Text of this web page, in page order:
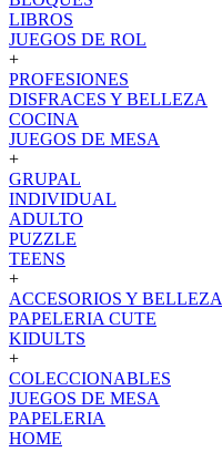
LIBROS
JUEGOS DE ROL
+
PROFESIONES
DISFRACES Y BELLEZA
COCINA
JUEGOS DE MESA
+
GRUPAL
INDIVIDUAL
ADULTO
PUZZLE
TEENS
+
ACCESORIOS Y BELLEZA
PAPELERIA CUTE
KIDULTS
+
COLECCIONABLES
JUEGOS DE MESA
PAPELERIA
HOME